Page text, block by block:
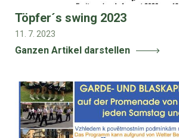
Töpfer´s swing 2023
11. 7. 2023
Ganzen Artikel darstellen